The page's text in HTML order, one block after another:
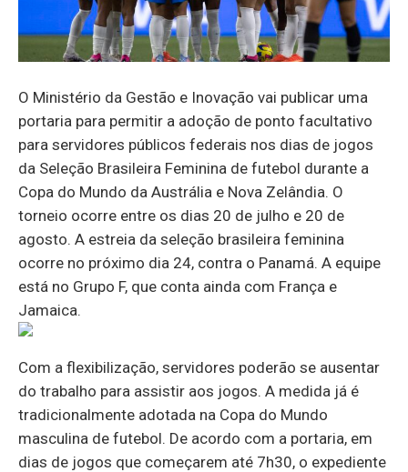
O Ministério da Gestão e Inovação vai publicar uma
portaria para permitir a adoção de ponto facultativo
para servidores públicos federais nos dias de jogos
da Seleção Brasileira Feminina de futebol durante a
Copa do Mundo da Austrália e Nova Zelândia. O
torneio ocorre entre os dias 20 de julho e 20 de
agosto. A estreia da seleção brasileira feminina
ocorre no próximo dia 24, contra o Panamá. A equipe
está no Grupo F, que conta ainda com França e
Jamaica.
Com a flexibilização, servidores poderão se ausentar
do trabalho para assistir aos jogos. A medida já é
tradicionalmente adotada na Copa do Mundo
masculina de futebol. De acordo com a portaria, em
dias de jogos que começarem até 7h30, o expediente